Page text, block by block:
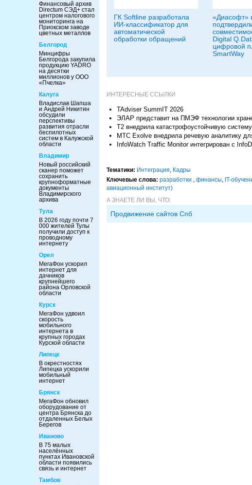
Финансовый архив
Directum СЭД+ стал
центром налогового
мониторинга на
Приокском заводе
цветных металлов
Белгород
Минцифры
Белгорода закупила
продукцию YADRO
на десятки
миллионов у ООО
«Пчелка»
Калуга
Владислав Шапша
и Андрей Никитин
обсудили
перспективы
развития отрасли
беспилотных
систем в Калужской
области
Владимир
Новый российский
сканер поможет
сохранить
крупноформатные
документы
Владимирского
архива
Тула
В 2026 году почти 7
000 жителей Тулы
получили доступ к
проводному
интернету
Орел
МегаФон ускорил
интернет для
дачников
крупнейшего
района Орловской
области
Курск
МегаФон удвоил
скорость
мобильного
интернета в
крупных городах
Курской области
Липецк
В окрестностях
Липецка ускорили
мобильный
интернет
Брянск
МегаФон обновил
оборудование от
центра Брянска до
отдаленных Белых
Берегов
Иваново
В 75 малых
населённых
пунктах Ивановской
области появились
связь и интернет
Тамбов
ГК Softline разработала
ИИ-классификатор для
автоматической
обработки обращений
«Диасофт»
Digital
цифровой
SmartWay
ИНТЕРЕСНЫЕ ССЫЛКИ
TAdviser SummIT 2026
ЭЛАР представит на ПМЭФ технологии
Т2 внедрила катастрофоустойчивую
МТС Exolve внедрила речевую аналитику
InfoWatch Traffic Monitor интегрирован с
Тематики: Интеграция, Кадры
Ключевые слова: разработки , финансы, IT-
авиационный институт)
А ЗНАЕТЕ ЛИ ВЫ, ЧТО:
Продвижение сайтов Спб